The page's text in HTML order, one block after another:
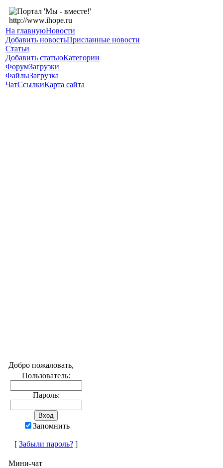
На главнуюНовости
Добавить новостьПрисланные новости
Статьи
Добавить статьюКатегории
ФорумЗагрузки
ФайлыЗагрузка
ЧатСсылкиКарта сайта
Добро пожаловать,
Пользователь:
Пароль:
Запомнить
[ Забыли пароль? ]
Мини-чат